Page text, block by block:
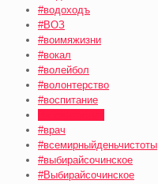
#водоходъ
#ВОЗ
#воимяжизни
#вокал
#волейбол
#волонтерство
#воспитание
#врач
#всемирныйденьчистоты
#выбирайсочинское
#Выбирайсочинское